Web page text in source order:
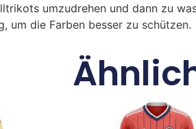
umzudrehen und dann zu
um die Farben besser zu schützen.